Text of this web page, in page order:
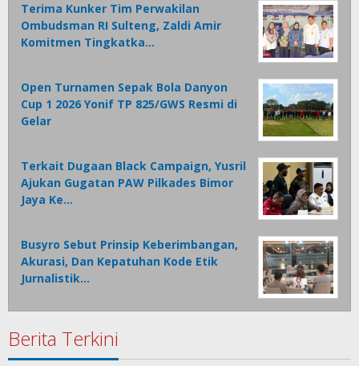
Terima Kunker Tim Perwakilan
Ombudsman RI Sulteng, Zaldi Amir
Komitmen Tingkatka…
Open Turnamen Sepak Bola Danyon
Cup 1 2026 Yonif TP 825/GWS Resmi di
Gelar
Terkait Dugaan Black Campaign, Yusril
Ajukan Gugatan PAW Pilkades Bimor
Jaya Ke…
Busyro Sebut Prinsip Keberimbangan,
Akurasi, Dan Kepatuhan Kode Etik
Jurnalistik…
Berita Terkini